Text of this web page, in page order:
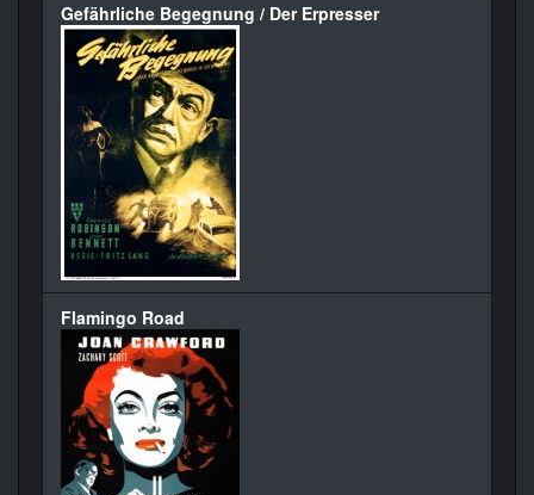
Gefährliche Begegnung / Der Erpresser
Flamingo Road